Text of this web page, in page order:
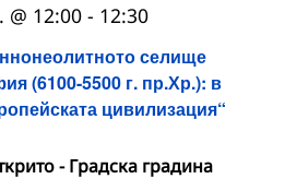
селище
(6100-5500 г. пр.Хр.): в
цивилизация“
@ 12:00 - 12:30
- Градска градина